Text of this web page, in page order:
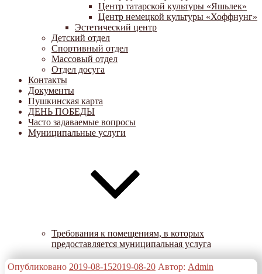
Центр татарской культуры «Яшьлек»
Центр немецкой культуры «Хоффнунг»
Эстетический центр
Детский отдел
Спортивный отдел
Массовый отдел
Отдел досуга
Контакты
Документы
Пушкинская карта
ДЕНЬ ПОБЕДЫ
Часто задаваемые вопросы
Муниципальные услуги
Требования к помещениям, в которых
предоставляется муниципальная услуга
Опубликовано 2019-08-152019-08-20 Автор: Admin